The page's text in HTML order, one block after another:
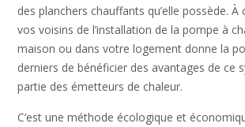
des planchers chauffants qu’elle possède.
vos voisins de l’installation de la pompe à
maison ou dans votre logement donne la
derniers de bénéficier des avantages de ce
partie des émetteurs de chaleur.
C’est une méthode écologique et